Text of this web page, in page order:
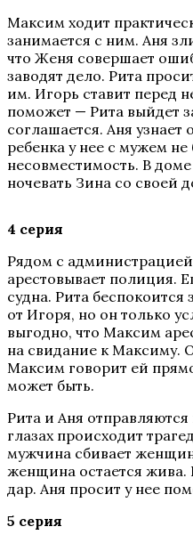
Максим ходит
занимается с ним. Аня
что Женя совершает
заводят дело. Рита
им. Игорь ставит перед
поможет — Рита выйдет
соглашается. Аня узнает
ребенка у нее с мужем не
несовместимость. В
ночевать Зина со своей
4 серия
Рядом с
арестовывает полиция.
судна. Рита
от Игоря, но он только
выгодно, что Максим
на свидание к Максиму.
Максим говорит ей
может быть.
Рита и Аня
глазах происходит
мужчина сбивает
женщина остается жива.
дар. Аня просит у нее
5 серия